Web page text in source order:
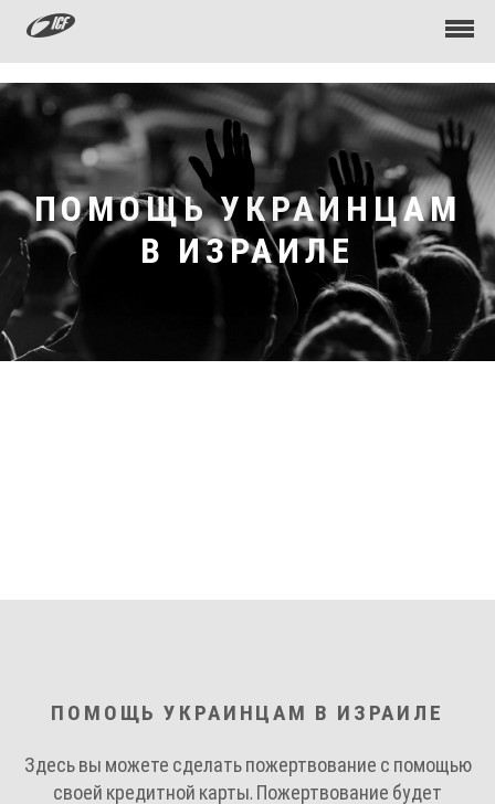
ПОМОЩЬ УКРАИНЦАМ
В ИЗРАИЛЕ
ПОМОЩЬ УКРАИНЦАМ В ИЗРАИЛЕ
Здесь вы можете сделать пожертвование с помощью
своей кредитной карты. Пожертвование будет